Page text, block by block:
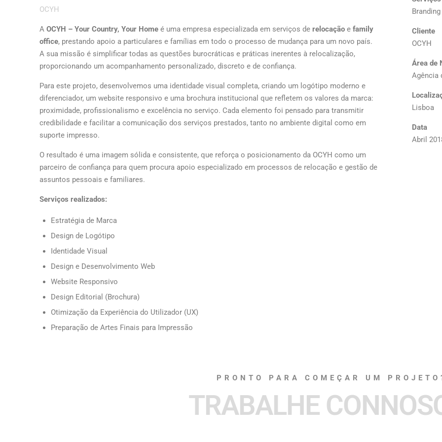
OCYH
A OCYH – Your Country, Your Home é uma empresa especializada em serviços de relocação e family
office, prestando apoio a particulares e famílias em todo o processo de mudança para um novo país.
A sua missão é simplificar todas as questões burocráticas e práticas inerentes à relocalização,
proporcionando um acompanhamento personalizado, discreto e de confiança.
Para este projeto, desenvolvemos uma identidade visual completa, criando um logótipo moderno e
diferenciador, um website responsivo e uma brochura institucional que refletem os valores da marca:
proximidade, profissionalismo e excelência no serviço. Cada elemento foi pensado para transmitir
credibilidade e facilitar a comunicação dos serviços prestados, tanto no ambiente digital como em
suporte impresso.
O resultado é uma imagem sólida e consistente, que reforça o posicionamento da OCYH como um
parceiro de confiança para quem procura apoio especializado em processos de relocação e gestão de
assuntos pessoais e familiares.
Serviços realizados:
Estratégia de Marca
Design de Logótipo
Identidade Visual
Design e Desenvolvimento Web
Website Responsivo
Design Editorial (Brochura)
Otimização da Experiência do Utilizador (UX)
Preparação de Artes Finais para Impressão
Cliente
OCYH
Área de
Agência
Lisboa
Data
Abril
PRONTO PARA COMEÇAR UM
TRABALHE